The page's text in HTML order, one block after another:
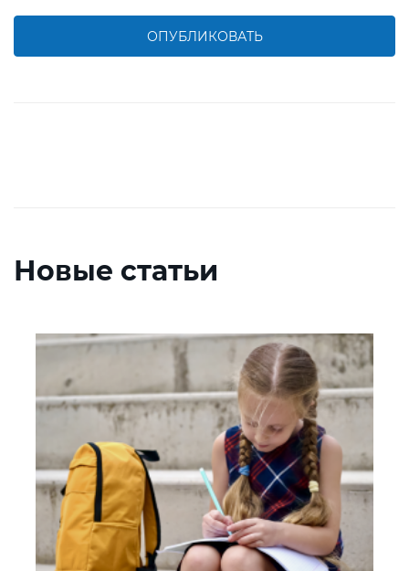
ОПУБЛИКОВАТЬ
Новые статьи